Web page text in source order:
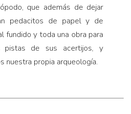
que además de dejar
pedacitos de papel y de
fundido y toda una obra para
pistas de sus acertijos, y
nuestra propia arqueología.